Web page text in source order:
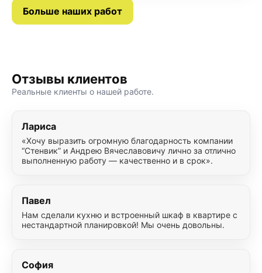
Больше наших работ
Отзывы клиентов
Реальные клиенты о нашей работе.
Лариса
«Хочу выразить огромную благодарность компании
“Стенвик” и Андрею Вячеславовичу лично за отлично
выполненную работу — качественно и в срок».
Павел
Нам сделали кухню и встроенный шкаф в квартире с
нестандартной планировкой! Мы очень довольны.
София